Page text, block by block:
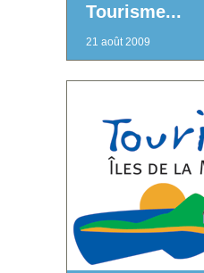
Tourisme...
21 août 2009